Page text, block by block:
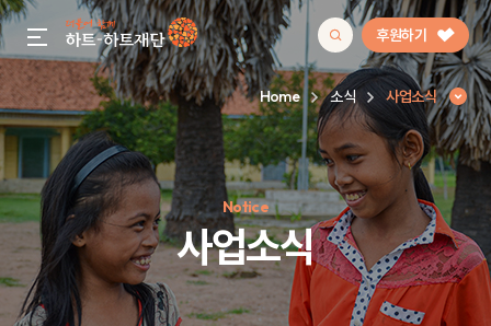
gnb menu open 후원하기
인기 키워드
#정기후원#하트플레이스#캠페인#팬덤후원
Home 소식 사업소식
Notice
사업소식